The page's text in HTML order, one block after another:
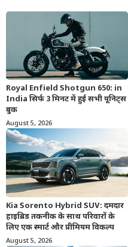
Royal Enfield Shotgun 650: in
India सिर्फ 3 मिनट में हुई सभी यूनिट्स
बुक
August 5, 2026
Kia Sorento Hybrid SUV: दमदार
हाइब्रिड तकनीक के साथ परिवारों के
लिए एक स्मार्ट और प्रीमियम विकल्प
August 5, 2026